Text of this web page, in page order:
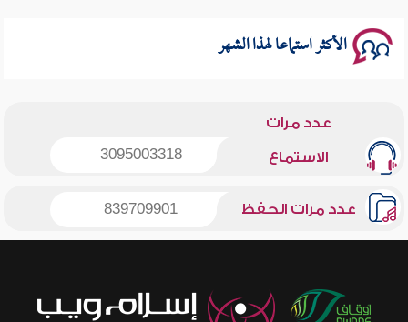
الأكثر استماعا لهذا الشهر
عدد مرات
الاستماع 3095003318
عدد مرات الحفظ 839709901